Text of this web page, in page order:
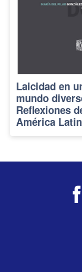
Laicidad en
mundo
Reflexiones
América